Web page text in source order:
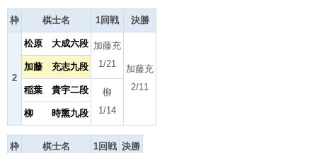
枠 棋士名 1回戦 決勝
2
松原 大成六段 加藤充
1/21
加藤充
2/11
加藤 充志九段
稲葉 貴宇二段
柳
1/14
柳 時熏九段
枠 棋士名 1回戦 決勝